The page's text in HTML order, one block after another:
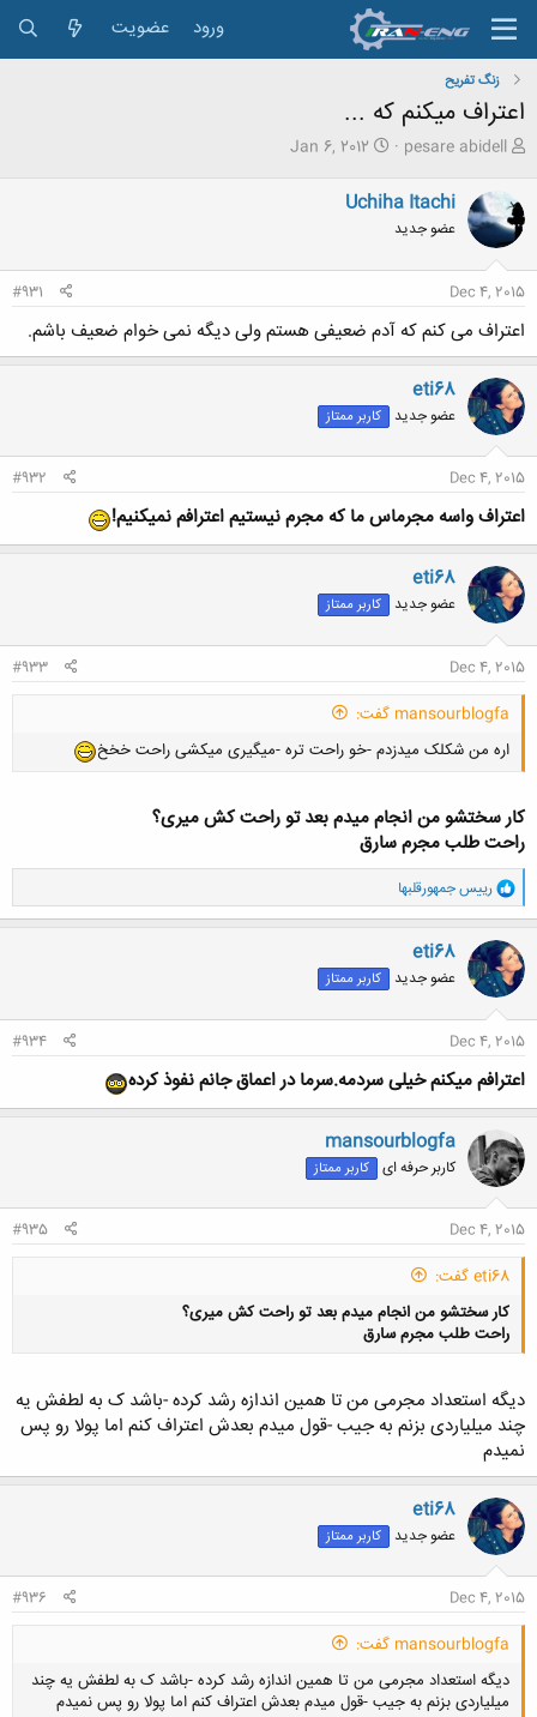
ورود عضویت
زنگ تفريح
اعتراف میکنم که ...
ش
و
ع
ک
ن
ن
د
م
و
ض
و
ع
pesare abidell
ت
ر
ی
ر
ع
Jan 6, 2012
Uchiha Itachi
عضو جدید
Dec 4, 2015
#931
اعتراف می کنم که آدم ضعیفی هستم ولی دیگه نمی خوام ضعیف باشم.
eti68
عضو جدید کاربر ممتاز
Dec 4, 2015
#932
اعتراف واسه مجرماس ما که مجرم نیستیم اعترافم نمیکنیم!
eti68
عضو جدید کاربر ممتاز
Dec 4, 2015
#933
mansourblogfa گفت:
اره من شکلک میدزدم -خو راحت تره -میگیری میکشی راحت خخخ
کار سختشو من انجام میدم بعد تو راحت کش میری؟
راحت طلب مجرم سارق
و
ا
ک
ن
ش
ه
ا
رییس جمهورقلبها
eti68
عضو جدید کاربر ممتاز
Dec 4, 2015
#934
اعترافم میکنم خیلی سردمه.سرما در اعماق جانم نفوذ کرده
mansourblogfa
کاربر حرفه ای کاربر ممتاز
Dec 4, 2015
#935
eti68 گفت:
کار سختشو من انجام میدم بعد تو راحت کش میری؟
راحت طلب مجرم سارق
کلیک کنید تا باز شود...
دیگه استعداد مجرمی من تا همین اندازه رشد کرده -باشد ک به لطفش یه
چند میلیاردی بزنم به جیب -قول میدم بعدش اعتراف کنم اما پولا رو پس
نمیدم
eti68
عضو جدید کاربر ممتاز
Dec 4, 2015
#936
mansourblogfa گفت:
دیگه استعداد مجرمی من تا همین اندازه رشد کرده -باشد ک به لطفش یه چند
میلیاردی بزنم به جیب -قول میدم بعدش اعتراف کنم اما پولا رو پس نمیدم